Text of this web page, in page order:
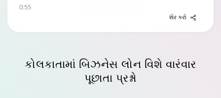
0:55
શેર કરો
કોલકાતામાં બિઝનેસ લોન વિશે વારંવાર
પૂછાતા પ્રશ્નો